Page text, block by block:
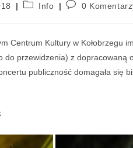
Info 0
Centrum Kultury w Kołobrzegu
do przewidzenia) z dopracowaną
publiczność domagała się